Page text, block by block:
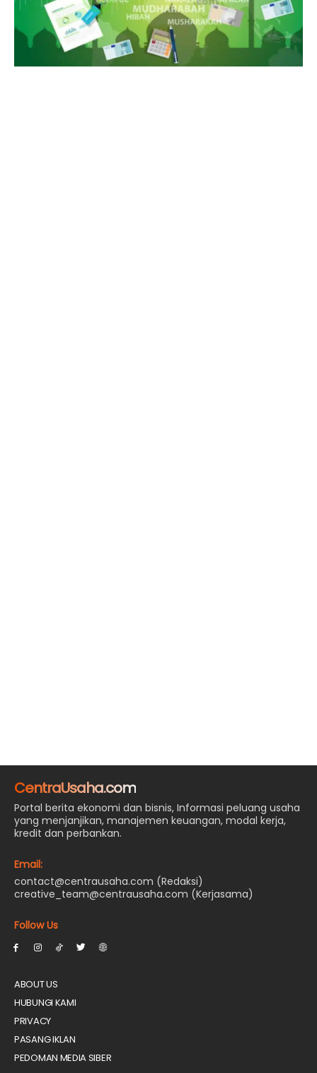
CentraUsaha.com
Portal berita ekonomi dan bisnis, Informasi peluang usaha
yang menjanjikan, manajemen keuangan, modal kerja,
kredit dan perbankan.
Email:
contact@centrausaha.com (Redaksi)
creative_team@centrausaha.com (Kerjasama)
Follow Us
ABOUT US
HUBUNGI KAMI
PRIVACY
PASANG IKLAN
PEDOMAN MEDIA SIBER